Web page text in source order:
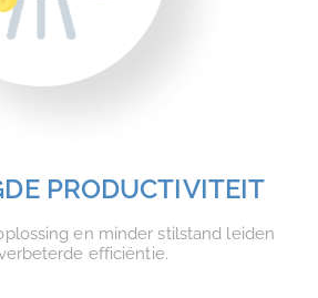
PRODUCTIVITEIT
en minder stilstand leiden
efficiëntie.